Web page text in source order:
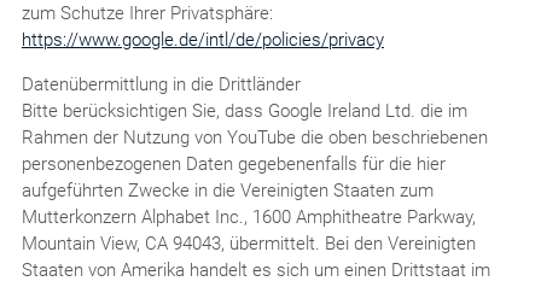
zum Schutze Ihrer Privatsphäre:
https://www.google.de/intl/de/policies/privacy
Datenübermittlung in die Drittländer
Bitte berücksichtigen Sie, dass Google Ireland Ltd. die im
Rahmen der Nutzung von YouTube die oben beschriebenen
personenbezogenen Daten gegebenenfalls für die hier
aufgeführten Zwecke in die Vereinigten Staaten zum
Mutterkonzern Alphabet Inc., 1600 Amphitheatre Parkway,
Mountain View, CA 94043, übermittelt. Bei den Vereinigten
Staaten von Amerika handelt es sich um einen Drittstaat im